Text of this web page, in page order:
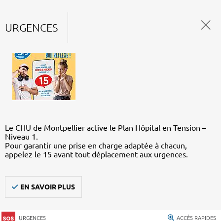
URGENCES
Le CHU de Montpellier active le Plan Hôpital en Tension –
Niveau 1.
Pour garantir une prise en charge adaptée à chacun,
appelez le 15 avant tout déplacement aux urgences.
EN SAVOIR PLUS
URGENCES ACCÈS RAPIDES